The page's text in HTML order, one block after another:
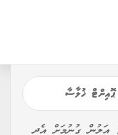
ޕޮއިންޓް ޚުލާސާ
އަލުން ގުނުމަށް އެދި